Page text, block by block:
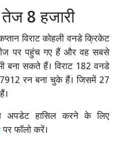
8 हजारी
विराट कोहली वनडे क्रिकेट
पर पहुंच गए हैं और वह सबसे
बना सकते हैं। विराट 182 वनडे
रन बना चुके हैं। जिसमें 27
हासिल करने के लिए
पर फॉलो करें।